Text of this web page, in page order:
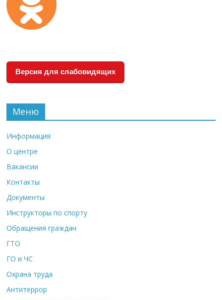
Версия для слабовидящих
Меню
Информация
О центре
Вакансии
Контакты
Документы
Инструкторы по спорту
Обращения граждан
ГТО
ГО и ЧС
Охрана труда
Антитеррор